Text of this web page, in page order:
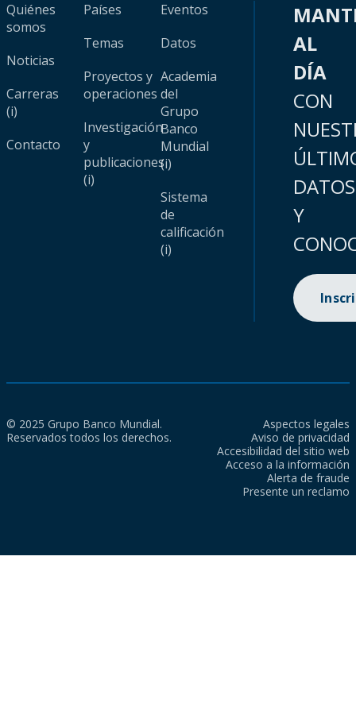
Quiénes
somos
Noticias
Carreras
(i)
Contacto
Países
Temas
Proyectos y
operaciones
Investigación
y
publicaciones
(i)
Eventos
Datos
Academia
del
Grupo
Banco
Mundial
(i)
Sistema
de
calificación
(i)
AL
DÍA
CON
DATOS
Y
© 2025 Grupo Banco Mundial.
Reservados todos los derechos.
Aspectos legales
Aviso de privacidad
Accesibilidad del sitio web
Acceso a la información
Alerta de fraude
Presente un reclamo